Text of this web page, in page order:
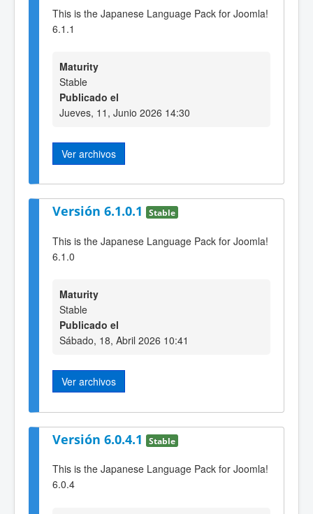
This is the Japanese Language Pack for Joomla!
6.1.1
Maturity
Stable
Publicado el
Jueves, 11, Junio 2026 14:30
Ver archivos
Versión 6.1.0.1 Stable
This is the Japanese Language Pack for Joomla!
6.1.0
Maturity
Stable
Publicado el
Sábado, 18, Abril 2026 10:41
Ver archivos
Versión 6.0.4.1 Stable
This is the Japanese Language Pack for Joomla!
6.0.4